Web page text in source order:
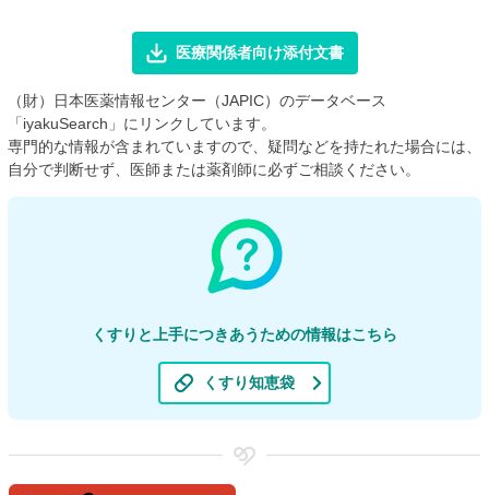
医療関係者向け添付文書
（財）日本医薬情報センター（JAPIC）のデータベース
「iyakuSearch」にリンクしています。
専門的な情報が含まれていますので、疑問などを持たれた場合には、
自分で判断せず、医師または薬剤師に必ずご相談ください。
くすりと上手につきあうための情報はこちら
くすり知恵袋